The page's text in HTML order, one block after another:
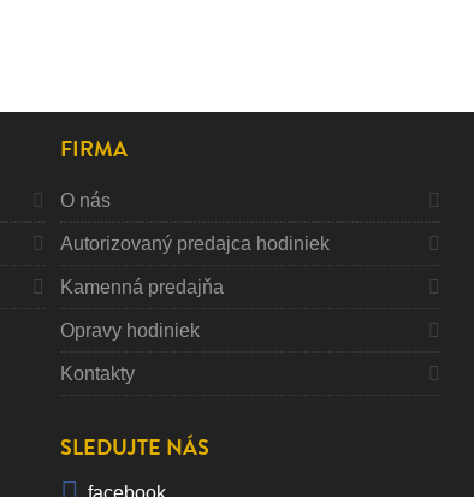
FIRMA
O nás
Autorizovaný predajca hodiniek
Kamenná predajňa
Opravy hodiniek
Kontakty
SLEDUJTE NÁS
facebook